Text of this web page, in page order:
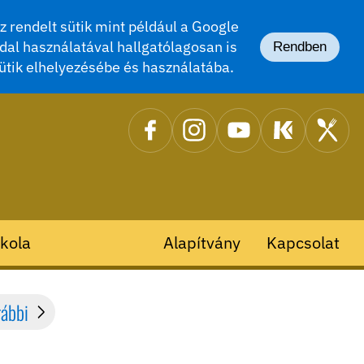
rendelt sütik mint például a Google
használatával hallgatólagosan is
elhelyezésébe és használatába.
Rendben
Alapítvány Kapcsolat